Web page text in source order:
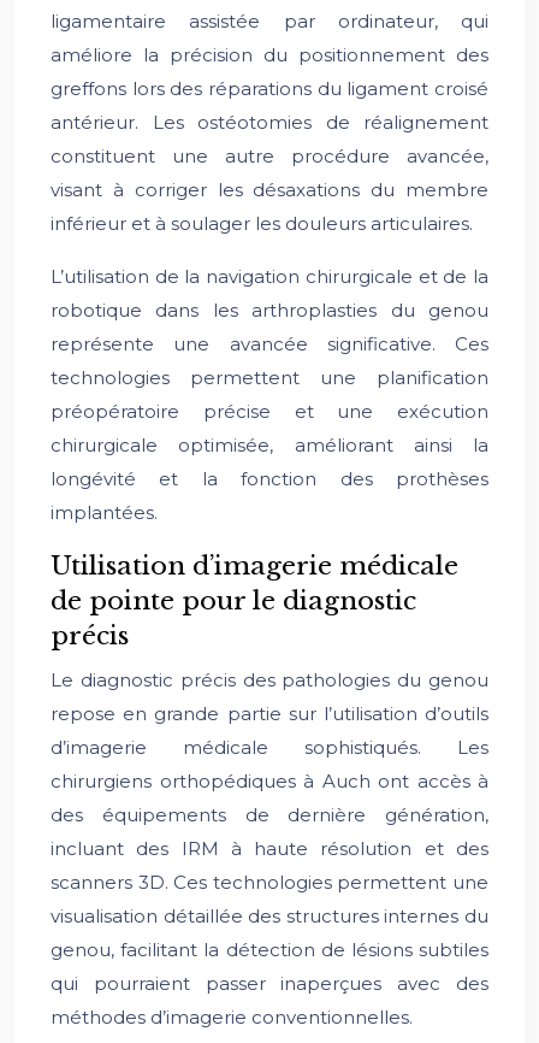
ligamentaire assistée par ordinateur, qui
améliore la précision du positionnement des
greffons lors des réparations du ligament croisé
antérieur. Les ostéotomies de réalignement
constituent une autre procédure avancée,
visant à corriger les désaxations du membre
inférieur et à soulager les douleurs articulaires.
L’utilisation de la navigation chirurgicale et de la
robotique dans les arthroplasties du genou
représente une avancée significative. Ces
technologies permettent une planification
préopératoire précise et une exécution
chirurgicale optimisée, améliorant ainsi la
longévité et la fonction des prothèses
implantées.
Utilisation d’imagerie médicale
de pointe pour le diagnostic
précis
Le diagnostic précis des pathologies du genou
repose en grande partie sur l’utilisation d’outils
d’imagerie médicale sophistiqués. Les
chirurgiens orthopédiques à Auch ont accès à
des équipements de dernière génération,
incluant des IRM à haute résolution et des
scanners 3D. Ces technologies permettent une
visualisation détaillée des structures internes du
genou, facilitant la détection de lésions subtiles
qui pourraient passer inaperçues avec des
méthodes d’imagerie conventionnelles.